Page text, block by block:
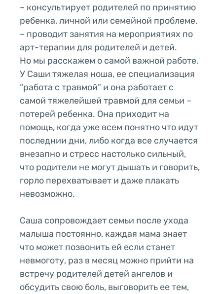
– консультирует родителей по принятию
ребенка, личной или семейной проблеме,
– проводит занятия на мероприятиях по
арт-терапии для родителей и детей.
Но мы расскажем о самой важной работе.
У Саши тяжелая ноша, ее специализация
“работа с травмой” и она работает с
самой тяжелейшей травмой для семьи –
потерей ребенка. Она приходит на
помощь, когда уже всем понятно что идут
последнии дни, либо когда все случается
внезапно и стресс настолько сильный,
что родители не могут дышать и говорить,
горло перехватывает и даже плакать
невозможно.
Саша сопровождает семьи после ухода
малыша постоянно, каждая мама знает
что может позвонить ей если станет
невмоготу, раз в месяц можно прийти на
встречу родителей детей ангелов и
обсудить свою боль, выговорить ее тем,